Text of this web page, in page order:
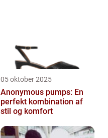
05 oktober 2025
Anonymous pumps: En
perfekt kombination af
stil og komfort